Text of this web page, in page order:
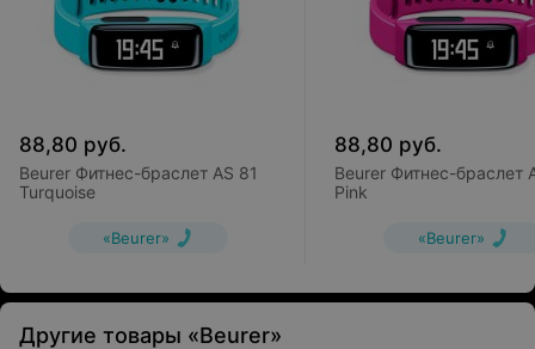
88,80 руб.
Beurer Фитнес-браслет AS 81
Turquoise
«Beurer»
88,80 руб.
Beurer Фитнес-браслет
Pink
«Beurer»
Другие товары «Beurer»